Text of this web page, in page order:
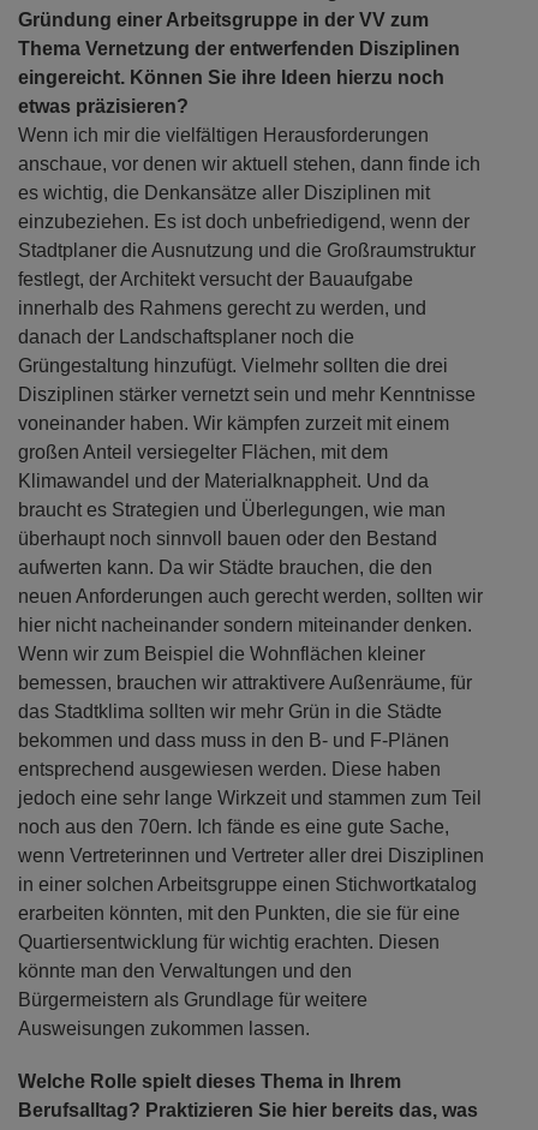
Gründung einer Arbeitsgruppe in der VV zum
Thema Vernetzung der entwerfenden Disziplinen
eingereicht. Können Sie ihre Ideen hierzu noch
etwas präzisieren?
Wenn ich mir die vielfältigen Herausforderungen
anschaue, vor denen wir aktuell stehen, dann finde ich
es wichtig, die Denkansätze aller Disziplinen mit
einzubeziehen. Es ist doch unbefriedigend, wenn der
Stadtplaner die Ausnutzung und die Großraumstruktur
festlegt, der Architekt versucht der Bauaufgabe
innerhalb des Rahmens gerecht zu werden, und
danach der Landschaftsplaner noch die
Grüngestaltung hinzufügt. Vielmehr sollten die drei
Disziplinen stärker vernetzt sein und mehr Kenntnisse
voneinander haben. Wir kämpfen zurzeit mit einem
großen Anteil versiegelter Flächen, mit dem
Klimawandel und der Materialknappheit. Und da
braucht es Strategien und Überlegungen, wie man
überhaupt noch sinnvoll bauen oder den Bestand
aufwerten kann. Da wir Städte brauchen, die den
neuen Anforderungen auch gerecht werden, sollten wir
hier nicht nacheinander sondern miteinander denken.
Wenn wir zum Beispiel die Wohnflächen kleiner
bemessen, brauchen wir attraktivere Außenräume, für
das Stadtklima sollten wir mehr Grün in die Städte
bekommen und dass muss in den B- und F-Plänen
entsprechend ausgewiesen werden. Diese haben
jedoch eine sehr lange Wirkzeit und stammen zum Teil
noch aus den 70ern. Ich fände es eine gute Sache,
wenn Vertreterinnen und Vertreter aller drei Disziplinen
in einer solchen Arbeitsgruppe einen Stichwortkatalog
erarbeiten könnten, mit den Punkten, die sie für eine
Quartiersentwicklung für wichtig erachten. Diesen
könnte man den Verwaltungen und den
Bürgermeistern als Grundlage für weitere
Ausweisungen zukommen lassen.
Welche Rolle spielt dieses Thema in Ihrem
Berufsalltag? Praktizieren Sie hier bereits das, was